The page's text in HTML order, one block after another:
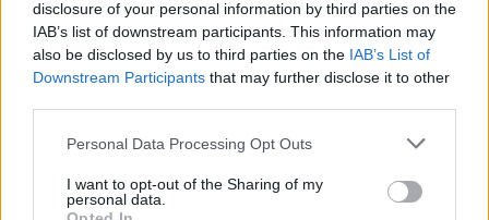
disclosure of your personal information by third parties on the
IAB’s list of downstream participants. This information may
also be disclosed by us to third parties on the IAB’s List of
Downstream Participants that may further disclose it to other
Please note that this website/app uses one or more Google
not limited to your visit or usage behaviour. You may click to
grant or deny consent to Google and its third-party tags to
Personal Data Processing Opt Outs
I want to opt-out of the Sharing of my
personal data.
Τα μαργαριτάρια αναφέρονται ιστορικά ως
«πένθιμα κοσμήματα», σε μια παράδοση που
χρονολογείται από την εποχή της βασίλισσας
περίοδος βασιλείας της). Μετά τον θάνατο του
συζύγου της, πρίγκιπα Αλβέρτου της Σαξονίας-
Κοβούργου και Γκότα (1819-1861), η βασίλισσα